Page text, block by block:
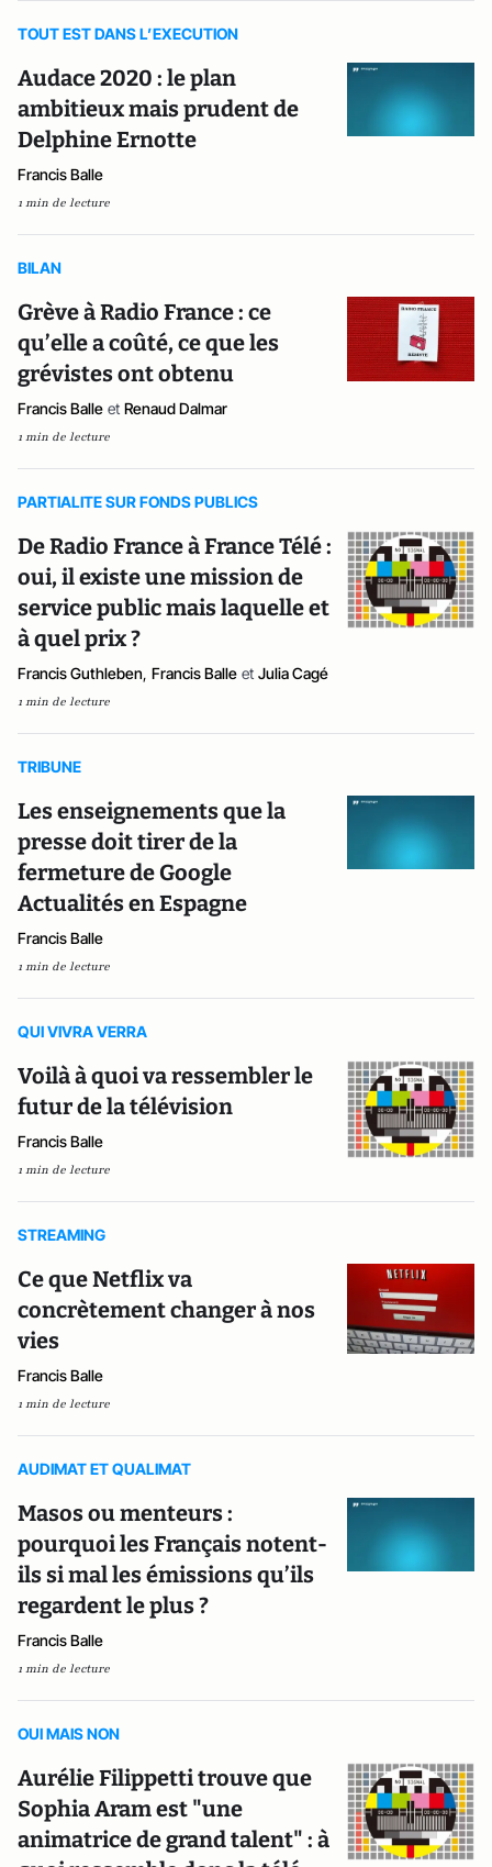
TOUT EST DANS L’EXECUTION
Audace 2020 : le plan
ambitieux mais prudent de
Delphine Ernotte
Francis Balle
1 min de lecture
BILAN
Grève à Radio France : ce
qu’elle a coûté, ce que les
grévistes ont obtenu
Francis Balle et Renaud Dalmar
1 min de lecture
PARTIALITE SUR FONDS PUBLICS
De Radio France à France Télé :
oui, il existe une mission de
service public mais laquelle et
à quel prix ?
Francis Guthleben, Francis Balle et Julia Cagé
1 min de lecture
TRIBUNE
Les enseignements que la
presse doit tirer de la
fermeture de Google
Actualités en Espagne
Francis Balle
1 min de lecture
QUI VIVRA VERRA
Voilà à quoi va ressembler le
futur de la télévision
Francis Balle
1 min de lecture
STREAMING
Ce que Netflix va
concrètement changer à nos
vies
Francis Balle
1 min de lecture
AUDIMAT ET QUALIMAT
Masos ou menteurs :
pourquoi les Français notent-
ils si mal les émissions qu’ils
regardent le plus ?
Francis Balle
1 min de lecture
OUI MAIS NON
Aurélie Filippetti trouve que
Sophia Aram est "une
animatrice de grand talent" : à